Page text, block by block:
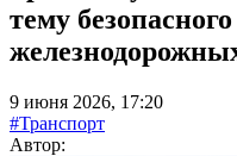
тему
9 июня 2026, 17:20
#Транспорт
Автор: